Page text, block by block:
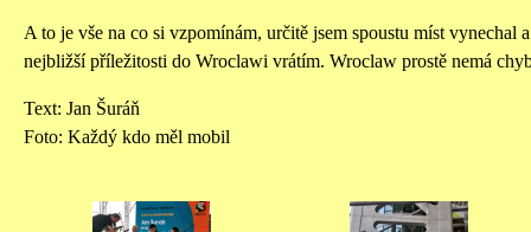
A to je vše na co si vzpomínám, určitě jsem spoustu míst vynechal
nejbližší příležitosti do Wroclawi vrátím. Wroclaw prostě nemá
Text: Jan Šuráň
Foto: Každý kdo měl mobil